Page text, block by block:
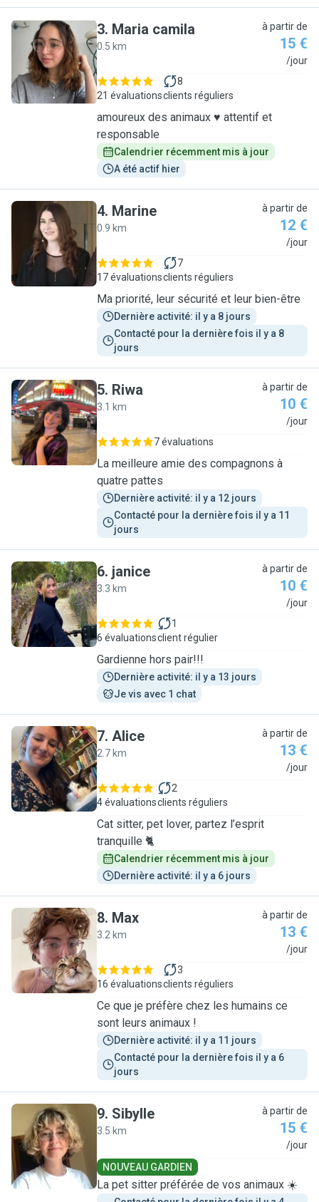
M
3. Maria camila
0.5 km
à partir de
15 €
/jour
21 évaluations
8
clients réguliers
amoureux des animaux ♥️ attentif et
responsable
Calendrier récemment mis à jour
A été actif hier
M
4. Marine
0.9 km
à partir de
12 €
/jour
17 évaluations
7
clients réguliers
Ma priorité, leur sécurité et leur bien-être
Dernière activité: il y a 8 jours
Contacté pour la dernière fois il y a 8
jours
R
5. Riwa
3.1 km
à partir de
10 €
/jour
7 évaluations
La meilleure amie des compagnons à
quatre pattes
Dernière activité: il y a 12 jours
Contacté pour la dernière fois il y a 11
jours
J
6. janice
3.3 km
à partir de
10 €
/jour
6 évaluations
1
client régulier
Gardienne hors pair!!!
Dernière activité: il y a 13 jours
Je vis avec 1 chat
A
7. Alice
2.7 km
à partir de
13 €
/jour
4 évaluations
2
clients réguliers
Cat sitter, pet lover, partez l’esprit
tranquille 🐈
Calendrier récemment mis à jour
Dernière activité: il y a 6 jours
M
8. Max
3.2 km
à partir de
13 €
/jour
16 évaluations
3
clients réguliers
Ce que je préfère chez les humains ce
sont leurs animaux !
Dernière activité: il y a 11 jours
Contacté pour la dernière fois il y a 6
jours
S
9. Sibylle
3.5 km
à partir de
15 €
/jour
NOUVEAU GARDIEN
La pet sitter préférée de vos animaux ☀️